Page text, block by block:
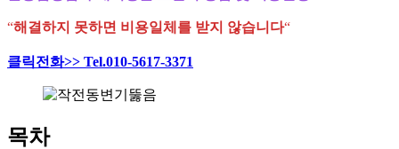
“해결하지 못하면 비용일체를 받지 않습니다“
클릭전화>> Tel.010-5617-3371
목차